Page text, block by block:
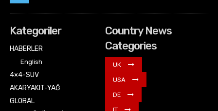
Kategoriler
HABERLER
English
4×4-SUV
AKARYAKIT-YAĞ
GLOBAL
Country News
Categories
UK
USA
DE